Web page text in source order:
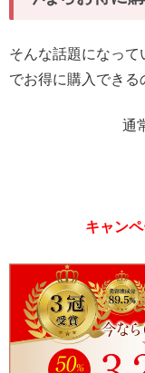
そんな話題になって
でお得に購入できる
通
キャンペ